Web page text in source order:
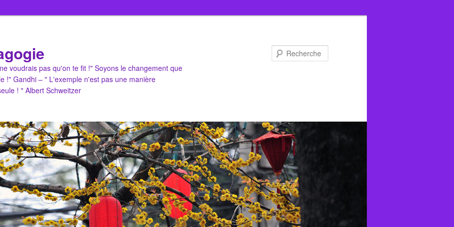
voudrais pas qu'on te fit !" Soyons le changement que
!" Gandhi – " L'exemple n'est pas une manière
! " Albert Schweitzer